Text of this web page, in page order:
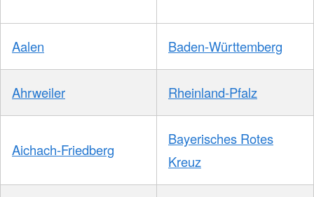
Aalen Baden-Württemberg
Ahrweiler Rheinland-Pfalz
Aichach-Friedberg
Bayerisches Rotes
Kreuz